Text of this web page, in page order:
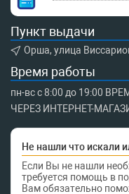
Пункт выдачи
Орша, улица
Время работы
пн-вс с 8:00 до 19:00
ЧЕРЕЗ ИНТЕРНЕТ-
Не нашли что искали
Если Вы не нашли
требуется помощь в
Вам обязательно